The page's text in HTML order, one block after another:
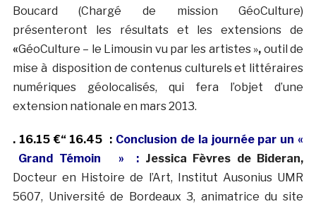
Boucard (Chargé de mission GéoCulture)
présenteront les résultats et les extensions de
«GéoCulture – le Limousin vu par les artistes », outil de
mise à disposition de contenus culturels et littéraires
numériques géolocalisés, qui fera l’objet d’une
extension nationale en mars 2013.
. 16.15 €“ 16.45 : Conclusion de la journée par un «
Grand Témoin » : Jessica Fèvres de Bideran,
Docteur en Histoire de l’Art, Institut Ausonius UMR
5607, Université de Bordeaux 3, animatrice du site